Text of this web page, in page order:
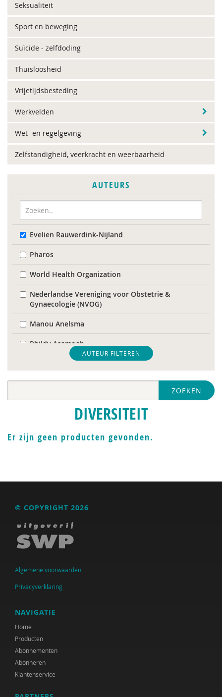
Seksualiteit
Sport en beweging
Suïcide - zelfdoding
Thuisloosheid
Vrijetijdsbesteding
Werkvelden
Wet- en regelgeving
Zelfstandigheid, veerkracht en weerbaarheid
AUTEURS
Evelien Rauwerdink-Nijland
Pharos
World Health Organization
Nederlandse Vereniging voor Obstetrie &
Gynaecologie (NVOG)
Manou Anelsma
Phildy Asamoah
Mariam Badou
Soukaina Badou
Dirck van Bekkum
Karijn van den Berg
Albert Boon
Suzanne Bouma
Kaveh Bouteh
Büsrâ K ca
Mellouki Cadat-Lampe
AUTEUR FILTEREN
ZOEKEN
DIVERSITEIT
Er zijn geen producten gevonden.
© COPYRIGHT 2026
Algemene voorwaarden
Privacyverklaring
NAVIGATIE
Home
Producten
Abonnementen
Abonneren
Klantenservice